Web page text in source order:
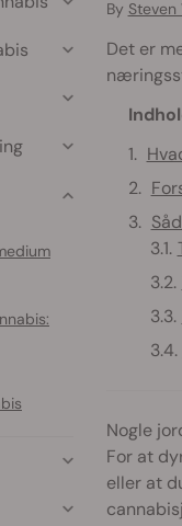
By Steven
Det er
Nogle
For at
eller at